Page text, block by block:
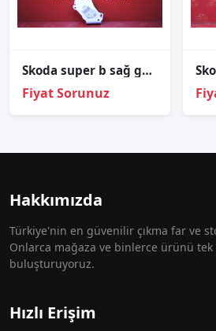
Skoda super b sağ gündüz led beyni̇ sökme 2023
Fiyat Sorunuz
Hakkımızda
Türkiye'nin en güvenilir çıkma far ve
Onlarca mağaza ve binlerce ürünü tek
buluşturuyoruz.
Hızlı Erişim